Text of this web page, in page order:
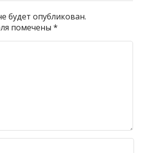
будет опубликован.
помечены*